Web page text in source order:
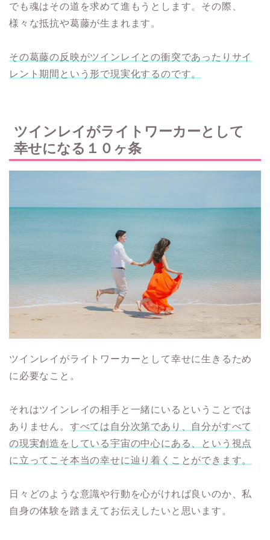
でも魂はその道を求めて進もうとします。その際、
様々な抵抗や葛藤が生まれます。
その葛藤の反映がツインレイとの衝突であったりサイ
レント期間という形で現実化するのです。
ツインレイがライトワーカーとして
幸せになる１０ヶ条
ツインレイがライトワーカーとして幸せに生きるため
に必要なこと。
それはツインレイの相手と一緒にいるということでは
ありません。 すべては自分次第であり、自分がすべて
の現実創造をしている宇宙の中心にある、という視点
に立ってこそ本当の幸せに辿り着くことができます。
日々どのような意識や行動を心がければ良いのか、私
自身の体験を踏まえてお伝えしたいと思います。